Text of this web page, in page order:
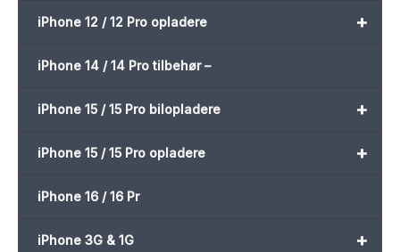
+
iPhone 12 / 12 Pro opladere
iPhone 14 / 14 Pro tilbehør –
+
iPhone 15 / 15 Pro bilopladere
+
iPhone 15 / 15 Pro opladere
iPhone 16 / 16 Pr
+
iPhone 3G & 1G